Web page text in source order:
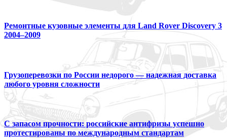
Ремонтные кузовные элементы для Land Rover Discovery 3
2004–2009
Грузоперевозки по России недорого — надежная доставка
любого уровня сложности
С запасом прочности: российские антифризы успешно
протестированы по международным стандартам